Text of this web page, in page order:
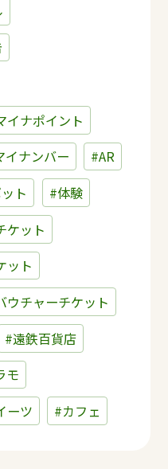
イナポイント
イナンバー
#AR
ト
#体験
ケット
ット
ウチャーチケット
#遠鉄百貨店
モ
ーツ #カフェ